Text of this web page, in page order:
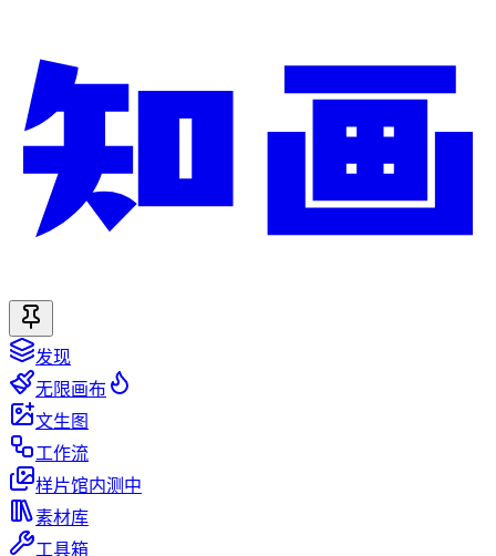
发现
无限画布
文生图
工作流
样片馆内测中
素材库
工具箱